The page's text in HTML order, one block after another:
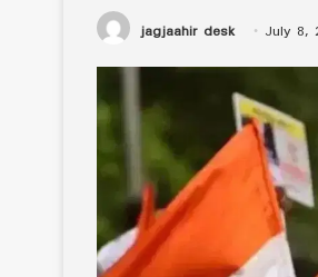
jagjaahir desk July 8,